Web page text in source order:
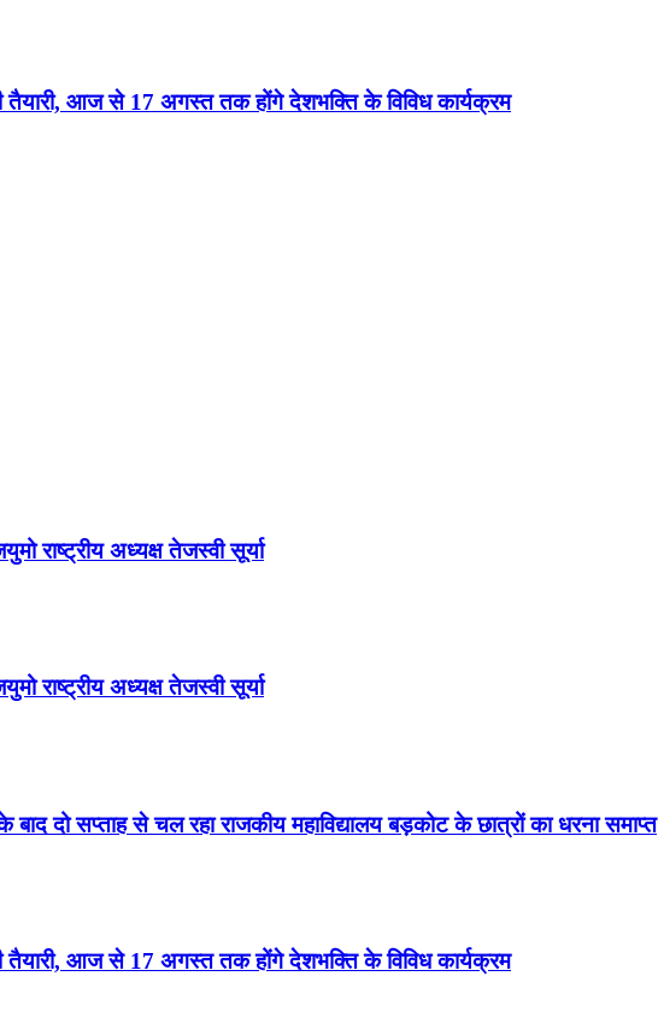
आज से 17 अगस्त तक होंगे देशभक्ति के विविध कार्यक्रम
राष्ट्रीय अध्यक्ष तेजस्वी सूर्या
राष्ट्रीय अध्यक्ष तेजस्वी सूर्या
बाद दो सप्ताह से चल रहा राजकीय महाविद्यालय बड़कोट के छात्रों का धरना समाप्त
आज से 17 अगस्त तक होंगे देशभक्ति के विविध कार्यक्रम